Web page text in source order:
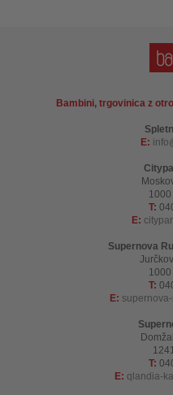
Bambini, trgovinica z
E: info
T:
E:
Supernova
T:
E:
T:
E: qlandia-